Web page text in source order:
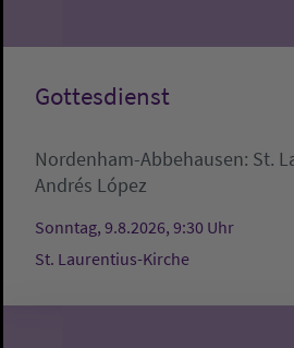
Gottesdienst
Nordenham-Abbehausen: St.
Andrés López
Sonntag, 9.8.2026, 9:30 Uhr
St. Laurentius-Kirche